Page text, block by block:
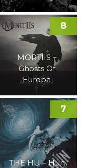
MORTIIS –
Ghosts Of
Europa
8
THE HU – Hun
7